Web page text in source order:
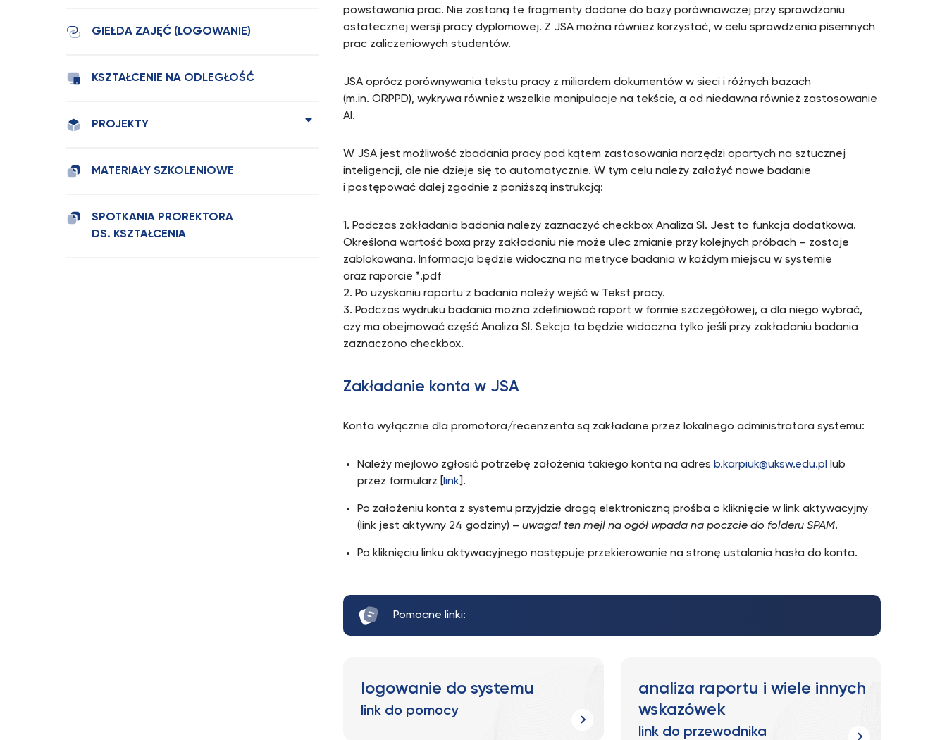
GIEŁDA ZAJĘĆ (LOGOWANIE)
KSZTAŁCENIE NA ODLEGŁOŚĆ
PROJEKTY
MATERIAŁY SZKOLENIOWE
SPOTKANIA PROREKTORA
DS. KSZTAŁCENIA
powstawania prac. Nie zostaną te fragmenty dodane do bazy porównawczej przy sprawdzaniu
ostatecznej wersji pracy dyplomowej. Z JSA można również korzystać, w celu sprawdzenia pisemnych
prac zaliczeniowych studentów.
JSA oprócz porównywania tekstu pracy z miliardem dokumentów w sieci i różnych bazach
(m.in. ORPPD), wykrywa również wszelkie manipulacje na tekście, a od niedawna również zastosowanie
AI.
W JSA jest możliwość zbadania pracy pod kątem zastosowania narzędzi opartych na sztucznej
inteligencji, ale nie dzieje się to automatycznie. W tym celu należy założyć nowe badanie
i postępować dalej zgodnie z poniższą instrukcją:
1. Podczas zakładania badania należy zaznaczyć checkbox Analiza SI. Jest to funkcja dodatkowa.
Określona wartość boxa przy zakładaniu nie może ulec zmianie przy kolejnych próbach – zostaje
zablokowana. Informacja będzie widoczna na metryce badania w każdym miejscu w systemie
oraz raporcie *.pdf
2. Po uzyskaniu raportu z badania należy wejść w Tekst pracy.
3. Podczas wydruku badania można zdefiniować raport w formie szczegółowej, a dla niego wybrać,
czy ma obejmować część Analiza SI. Sekcja ta będzie widoczna tylko jeśli przy zakładaniu badania
zaznaczono checkbox.
Zakładanie konta w JSA
Konta wyłącznie dla promotora/recenzenta są zakładane przez lokalnego administratora systemu:
Należy mejlowo zgłosić potrzebę założenia takiego konta na adres b.karpiuk@uksw.edu.pl
lub
przez formularz [
link ].
Po założeniu konta z systemu przyjdzie drogą elektroniczną prośba o kliknięcie w link aktywacyjny
(link jest aktywny 24 godziny) –uwaga! ten mejl na ogół wpada na poczcie do folderu SPAM.
Po kliknięciu linku aktywacyjnego następuje przekierowanie na stronę ustalania hasła do konta.
Pomocne linki:
logowanie do systemu
link do pomocy
analiza raportu i wiele innych
wskazówek
link do przewodnika